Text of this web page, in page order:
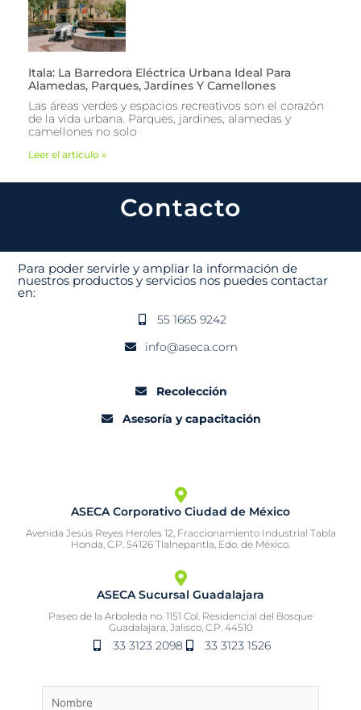
Itala: La Barredora Eléctrica Urbana Ideal Para
Alamedas, Parques, Jardines Y Camellones
Las áreas verdes y espacios recreativos son el corazón
de la vida urbana. Parques, jardines, alamedas y
camellones no solo
Leer el artículo »
Contacto
Para poder servirle y ampliar la información de
nuestros productos y servicios nos puedes contactar
en:
55 1665 9242
info@aseca.com
Recolección
Asesoría y capacitación
ASECA Corporativo Ciudad de México
Avenida Jesús Reyes Heroles 12, Fraccionamiento Industrial Tabla
Honda, C.P. 54126 Tlalnepantla, Edo. de México.
ASECA Sucursal Guadalajara
Paseo de la Arboleda no. 1151 Col. Residencial del Bosque
Guadalajara, Jalisco, C.P. 44510
33 3123 2098 33 3123 1526